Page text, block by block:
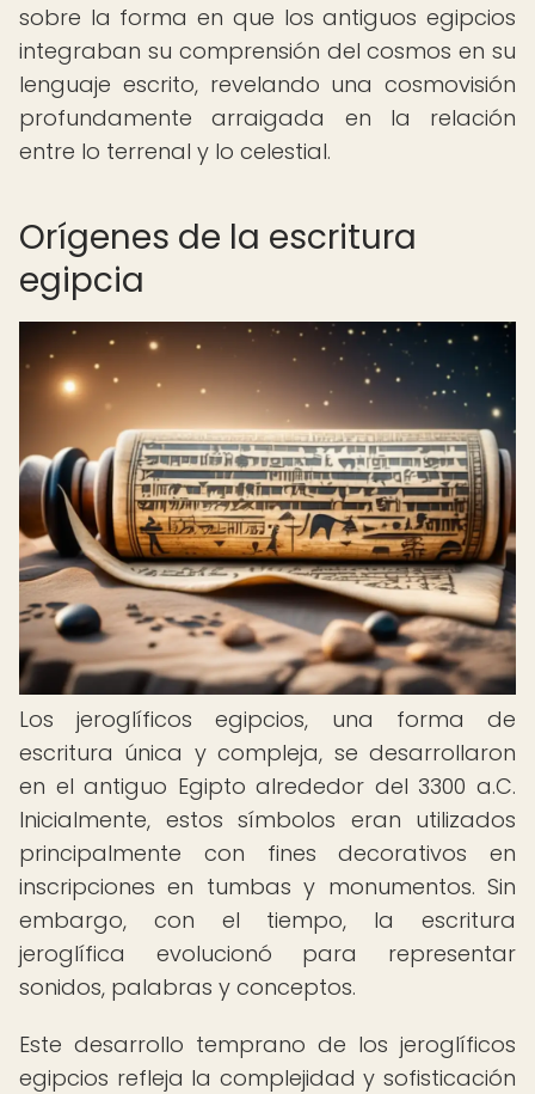
sobre la forma en que los antiguos egipcios
integraban su comprensión del cosmos en su
lenguaje escrito, revelando una cosmovisión
profundamente arraigada en la relación
entre lo terrenal y lo celestial.
Orígenes de la escritura
egipcia
Los jeroglíficos egipcios, una forma de
escritura única y compleja, se desarrollaron
en el antiguo Egipto alrededor del 3300 a.C.
Inicialmente, estos símbolos eran utilizados
principalmente con fines decorativos en
inscripciones en tumbas y monumentos. Sin
embargo, con el tiempo, la escritura
jeroglífica evolucionó para representar
sonidos, palabras y conceptos.
Este desarrollo temprano de los jeroglíficos
egipcios refleja la complejidad y sofisticación